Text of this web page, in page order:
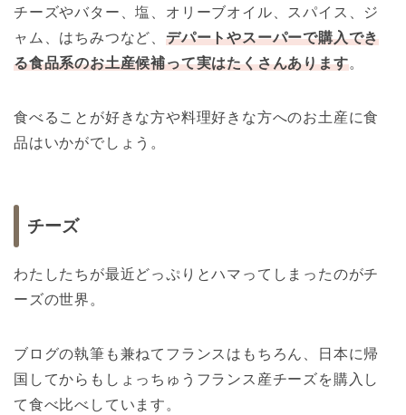
チーズやバター、塩、オリーブオイル、スパイス、ジ
ャム、はちみつなど、 デパートやスーパーで購入でき
る食品系のお土産候補って実はたくさんあります。
食べることが好きな方や料理好きな方へのお土産に食
品はいかがでしょう。
チーズ
わたしたちが最近どっぷりとハマってしまったのがチ
ーズの世界。
ブログの執筆も兼ねてフランスはもちろん、日本に帰
国してからもしょっちゅうフランス産チーズを購入し
て食べ比べしています。